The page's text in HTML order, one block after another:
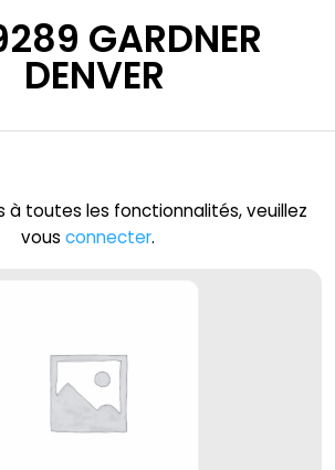
GARDNER
DENVER
à toutes les fonctionnalités, veuillez
vous connecter.